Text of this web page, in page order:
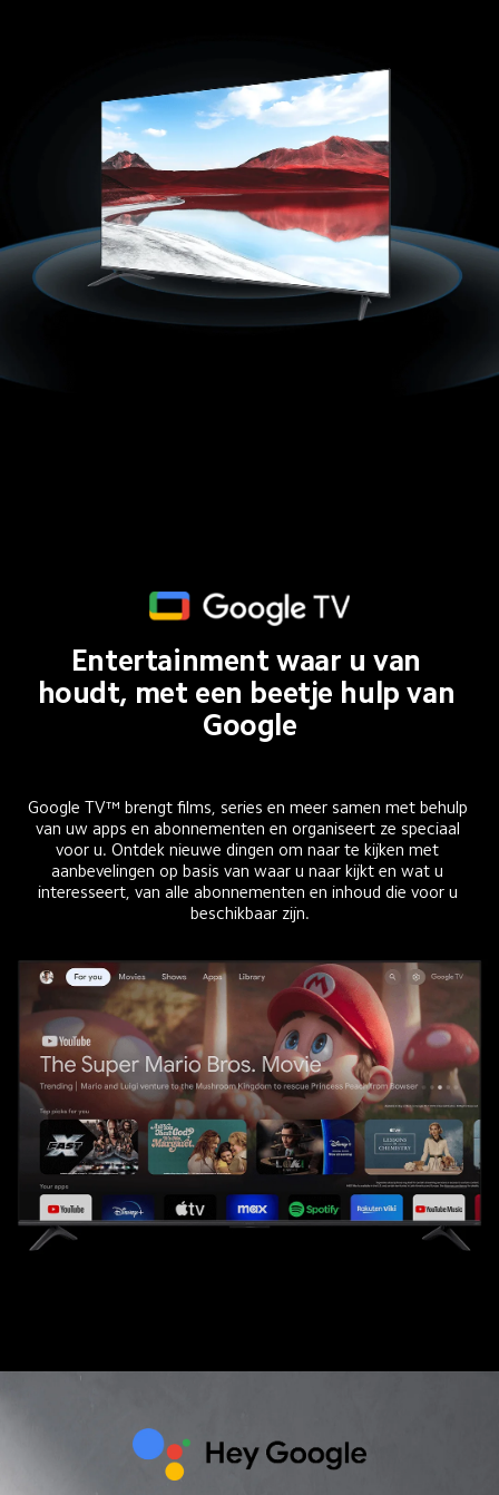
Entertainment waar u van
houdt, met een beetje hulp van
Google
Google TV™ brengt films, series en meer samen met behulp
van uw apps en abonnementen en organiseert ze speciaal
voor u. Ontdek nieuwe dingen om naar te kijken met
aanbevelingen op basis van waar u naar kijkt en wat u
interesseert, van alle abonnementen en inhoud die voor u
beschikbaar zijn.